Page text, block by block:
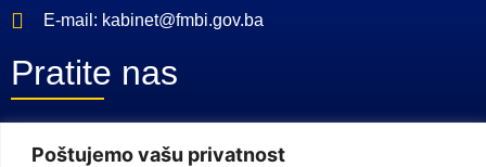
Poštujemo vašu privatnost
E-mail: kabinet@fmbi.gov.ba
Pratite nas
Facebook Stranica